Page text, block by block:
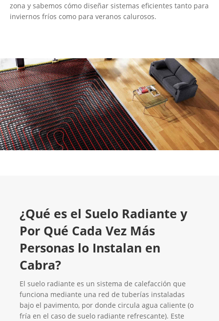
zona y sabemos cómo diseñar sistemas eficientes tanto para
inviernos fríos como para veranos calurosos.
¿Qué es el Suelo Radiante y
Por Qué Cada Vez Más
Personas lo Instalan en
Cabra?
El suelo radiante es un sistema de calefacción que
funciona mediante una red de tuberías instaladas
bajo el pavimento, por donde circula agua caliente (o
fría en el caso de suelo radiante refrescante). Este